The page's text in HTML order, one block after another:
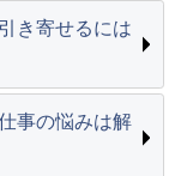
き寄せるには
事の悩みは解